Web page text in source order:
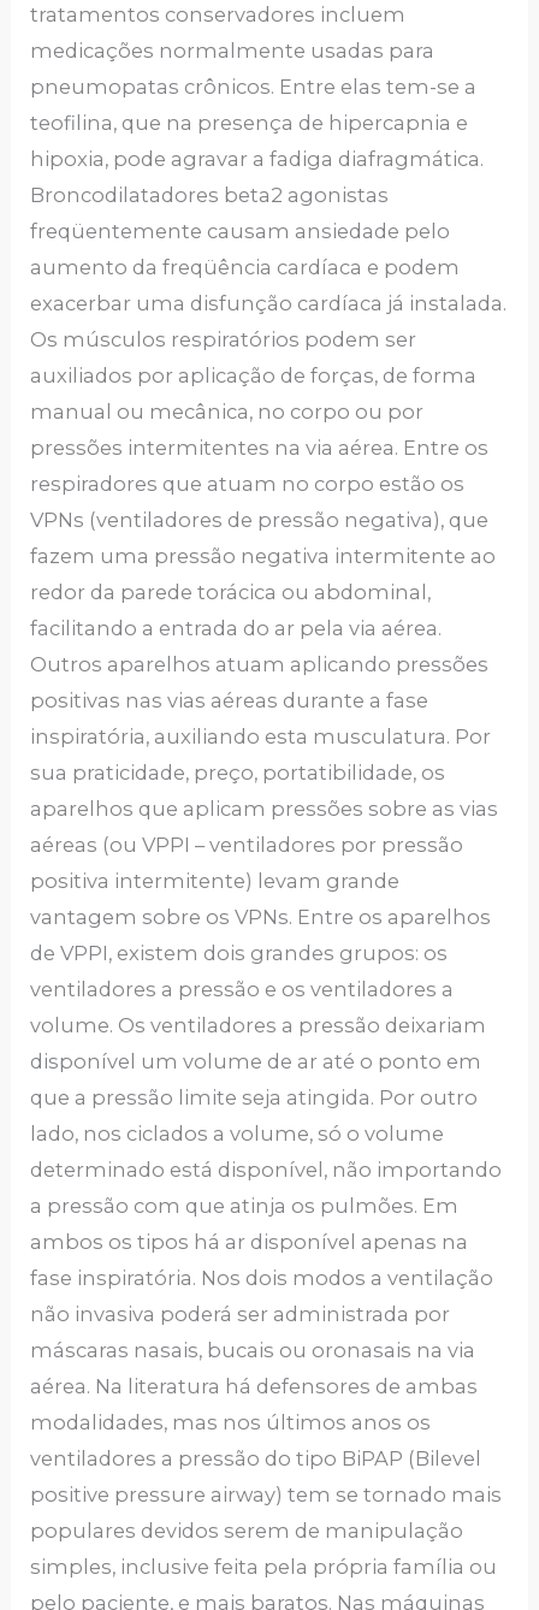
tratamentos conservadores incluem
medicações normalmente usadas para
pneumopatas crônicos. Entre elas tem-se a
teofilina, que na presença de hipercapnia e
hipoxia, pode agravar a fadiga diafragmática.
Broncodilatadores beta2 agonistas
freqüentemente causam ansiedade pelo
aumento da freqüência cardíaca e podem
exacerbar uma disfunção cardíaca já instalada.
Os músculos respiratórios podem ser
auxiliados por aplicação de forças, de forma
manual ou mecânica, no corpo ou por
pressões intermitentes na via aérea. Entre os
respiradores que atuam no corpo estão os
VPNs (ventiladores de pressão negativa), que
fazem uma pressão negativa intermitente ao
redor da parede torácica ou abdominal,
facilitando a entrada do ar pela via aérea.
Outros aparelhos atuam aplicando pressões
positivas nas vias aéreas durante a fase
inspiratória, auxiliando esta musculatura. Por
sua praticidade, preço, portatibilidade, os
aparelhos que aplicam pressões sobre as vias
aéreas (ou VPPI – ventiladores por pressão
positiva intermitente) levam grande
vantagem sobre os VPNs. Entre os aparelhos
de VPPI, existem dois grandes grupos: os
ventiladores a pressão e os ventiladores a
volume. Os ventiladores a pressão deixariam
disponível um volume de ar até o ponto em
que a pressão limite seja atingida. Por outro
lado, nos ciclados a volume, só o volume
determinado está disponível, não importando
a pressão com que atinja os pulmões. Em
ambos os tipos há ar disponível apenas na
fase inspiratória. Nos dois modos a ventilação
não invasiva poderá ser administrada por
máscaras nasais, bucais ou oronasais na via
aérea. Na literatura há defensores de ambas
modalidades, mas nos últimos anos os
ventiladores a pressão do tipo BiPAP (Bilevel
positive pressure airway) tem se tornado mais
populares devidos serem de manipulação
simples, inclusive feita pela própria família ou
pelo paciente, e mais baratos. Nas máquinas